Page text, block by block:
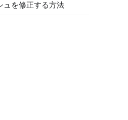
ュを修正する方法